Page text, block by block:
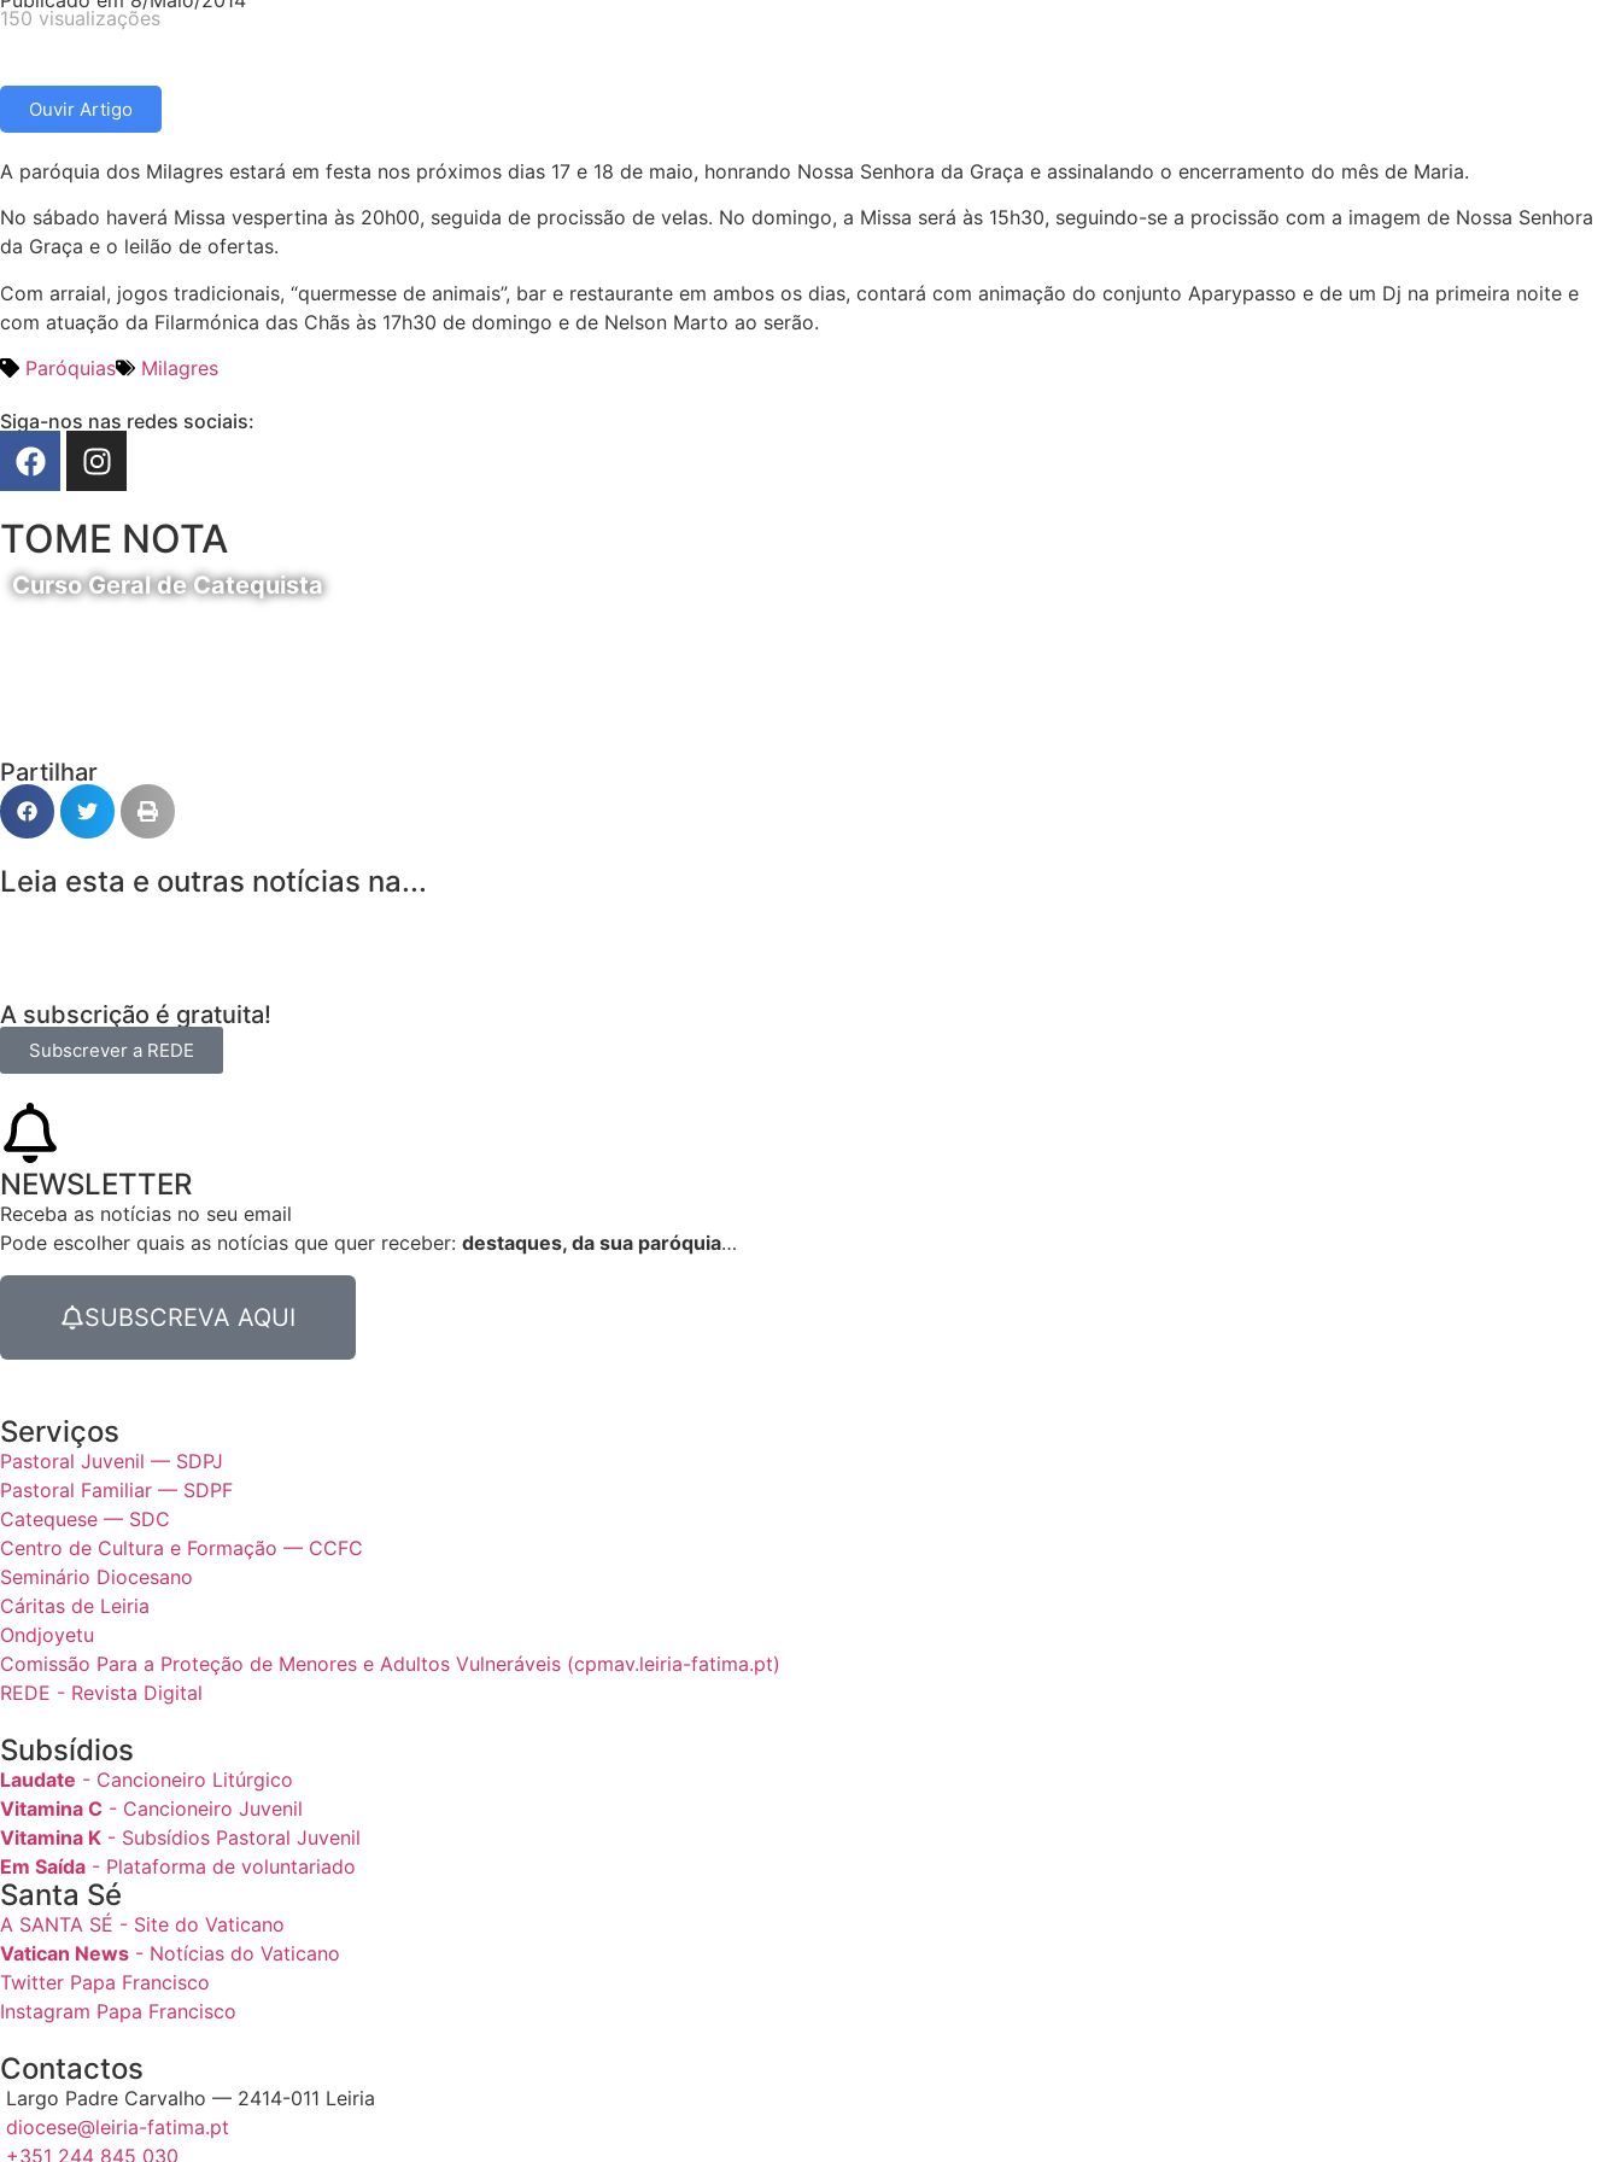
150 visualizações
Ouvir Artigo
A paróquia dos Milagres estará em festa nos próximos dias 17 e 18 de maio, honrando Nossa Senhora da Graça e assinalando o encerramento do mês de Maria.
No sábado haverá Missa vespertina às 20h00, seguida de procissão de velas. No domingo, a Missa será às 15h30, seguindo-se a procissão com a imagem de Nossa Senhora
da Graça e o leilão de ofertas.
Com arraial, jogos tradicionais, “quermesse de animais”, bar e restaurante em ambos os dias, contará com animação do conjunto Aparypasso e de um Dj na primeira noite e
com atuação da Filarmónica das Chãs às 17h30 de domingo e de Nelson Marto ao serão.
Paróquias
Milagres
Siga-nos nas redes sociais:
TOME NOTA
Curso Geral de Catequista
Partilhar
Leia esta e outras notícias na...
A subscrição é gratuita!
Subscrever a REDE
NEWSLETTER
Receba as notícias no seu email​
Pode escolher quais as notícias que quer receber: destaques, da sua paróquia…
SUBSCREVA AQUI
Serviços
Pastoral Juvenil — SDPJ
Pastoral Familiar — SDPF
Catequese — SDC
Centro de Cultura e Formação — CCFC
Seminário Diocesano
Cáritas de Leiria
Ondjoyetu
Comissão Para a Proteção de Menores e Adultos Vulneráveis (cpmav.leiria-fatima.pt)
REDE - Revista Digital
Subsídios
Laudate - Cancioneiro Litúrgico
Vitamina C - Cancioneiro Juvenil
Vitamina K - Subsídios Pastoral Juvenil
Em Saída - Plataforma de voluntariado
Santa Sé
A SANTA SÉ - Site do Vaticano
Vatican News - Notícias do Vaticano
Twitter Papa Francisco
Instagram Papa Francisco
Contactos
Largo Padre Carvalho — 2414-011 Leiria
diocese@leiria-fatima.pt
+351 244 845 030